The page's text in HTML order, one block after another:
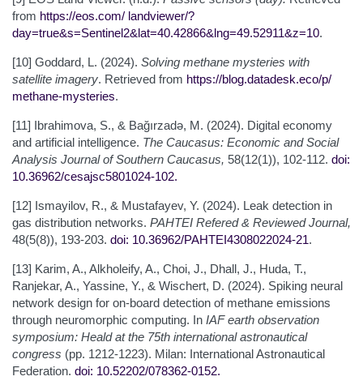
from https://eos.com/ landviewer/?
day=true&s=Sentinel2&lat=40.42866&lng=49.52911&z=10.
[10] Goddard, L. (2024). Solving methane mysteries with
satellite imagery. Retrieved from https://blog.datadesk.eco/p/
methane-mysteries.
[11] Ibrahimova, S., & Bağırzadə, M. (2024). Digital economy
and artificial intelligence. The Caucasus: Economic and Social
Analysis Journal of Southern Caucasus, 58(12(1)), 102-112. doi:
10.36962/cesajsc5801024-102.
[12] Ismayilov, R., & Mustafayev, Y. (2024). Leak detection in
gas distribution networks. PAHTEI Refered & Reviewed Journal,
48(5(8)), 193-203. doi: 10.36962/PAHTEI4308022024-21.
[13] Karim, A., Alkholeify, A., Choi, J., Dhall, J., Huda, T.,
Ranjekar, A., Yassine, Y., & Wischert, D. (2024). Spiking neural
network design for on-board detection of methane emissions
through neuromorphic computing. In IAF earth observation
symposium: Heald at the 75th international astronautical
congress (pp. 1212-1223). Milan: International Astronautical
Federation. doi: 10.52202/078362-0152.